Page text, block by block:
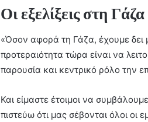
Οι εξελίξεις στη Γάζα
«Όσον αφορά τη Γάζα, έχουμε δει
προτεραιότητα τώρα είναι να
παρουσία και κεντρικό ρόλο την
Και είμαστε έτοιμοι να
πιστεύω ότι μας σέβονται όλοι